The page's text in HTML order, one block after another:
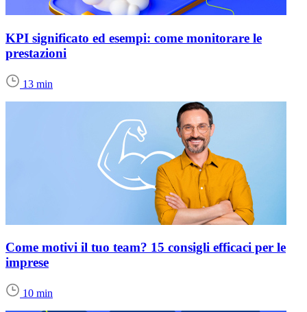
KPI significato ed esempi: come monitorare le
prestazioni
13 min
Come motivi il tuo team? 15 consigli efficaci per le
imprese
10 min